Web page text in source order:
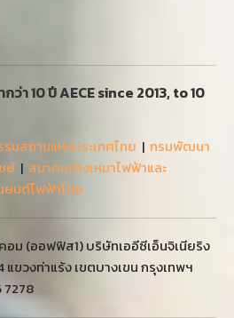
ว่า 10 ปี AECE since 2013, to 10
มสถานแห่งประเทศไทย | กรมพัฒนา
ย์| สมาคมช่างเหมาไฟฟ้าและ
นต์ไฟฟ้าไทย
ม (ออฟฟิส1) บริษัทเออีซีเอ็นจิเนียริง
ขวงท่าแร้ง เขตบางเขน กรุงเทพฯ
7278